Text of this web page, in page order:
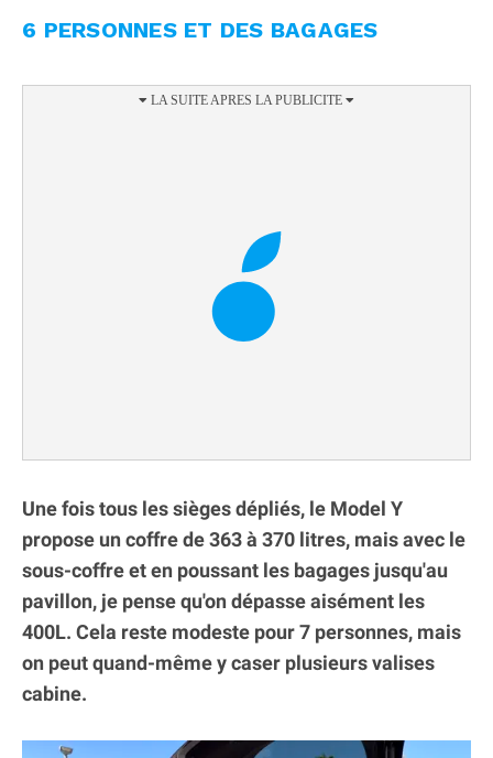
6 PERSONNES ET DES BAGAGES
Une fois tous les sièges dépliés, le Model Y
propose un coffre de 363 à 370 litres, mais avec le
sous-coffre et en poussant les bagages jusqu'au
pavillon, je pense qu'on dépasse aisément les
400L. Cela reste modeste pour 7 personnes, mais
on peut quand-même y caser plusieurs valises
cabine.